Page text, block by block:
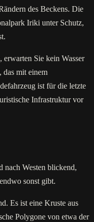
des Beckens. Die
Iriki unter Schutz,
Sie kein Wasser
das mit einem
ist für die letzte
Infrastruktur vor
nach Westen blickend,
sonst gibt.
Es ist eine Kruste aus
Polygone von etwa der